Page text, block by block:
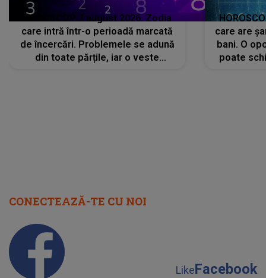
HOROSCOP 7 august 2026. Zodia
care intră într-o perioadă marcată
de încercări. Problemele se adună
din toate părțile, iar o veste
care are
bani. O
poate
CONECTEAZĂ-TE CU NOI
LikeFacebook